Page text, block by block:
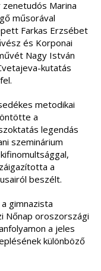
Marina
műsorával
Farkas Erzsébet
és Korponai
Nagy István
kutatás
metodikai
a
legendás
szeminárium
a
beszélt.
gimnazista
Nőnap oroszországi
a jeles
különböző